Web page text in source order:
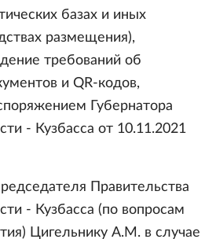
базах и иных
размещения),
требований об
и QR-кодов,
Губернатора
- Кузбасса от 10.11.2021
Правительства
- Кузбасса (по вопросам
Цигельнику А.М. в случае